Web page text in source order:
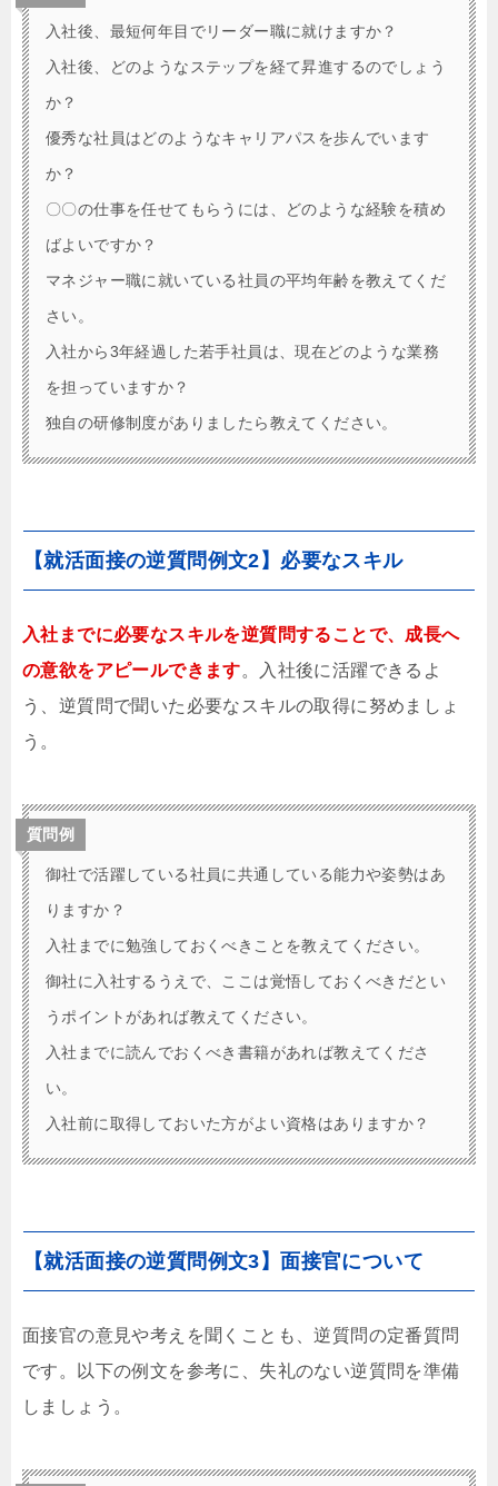
入社後、最短何年目でリーダー職に就けますか？
入社後、どのようなステップを経て昇進するのでしょう
か？
優秀な社員はどのようなキャリアパスを歩んでいます
か？
〇〇の仕事を任せてもらうには、どのような経験を積め
ばよいですか？
マネジャー職に就いている社員の平均年齢を教えてくだ
さい。
入社から3年経過した若手社員は、現在どのような業務
を担っていますか？
独自の研修制度がありましたら教えてください。
【就活面接の逆質問例文2】必要なスキル
入社までに必要なスキルを逆質問することで、成長へ
の意欲をアピールできます。入社後に活躍できるよ
う、逆質問で聞いた必要なスキルの取得に努めましょ
う。
質問例
御社で活躍している社員に共通している能力や姿勢はあ
りますか？
入社までに勉強しておくべきことを教えてください。
御社に入社するうえで、ここは覚悟しておくべきだとい
うポイントがあれば教えてください。
入社までに読んでおくべき書籍があれば教えてくださ
い。
入社前に取得しておいた方がよい資格はありますか？
【就活面接の逆質問例文3】面接官について
面接官の意見や考えを聞くことも、逆質問の定番質問
です。以下の例文を参考に、失礼のない逆質問を準備
しましょう。